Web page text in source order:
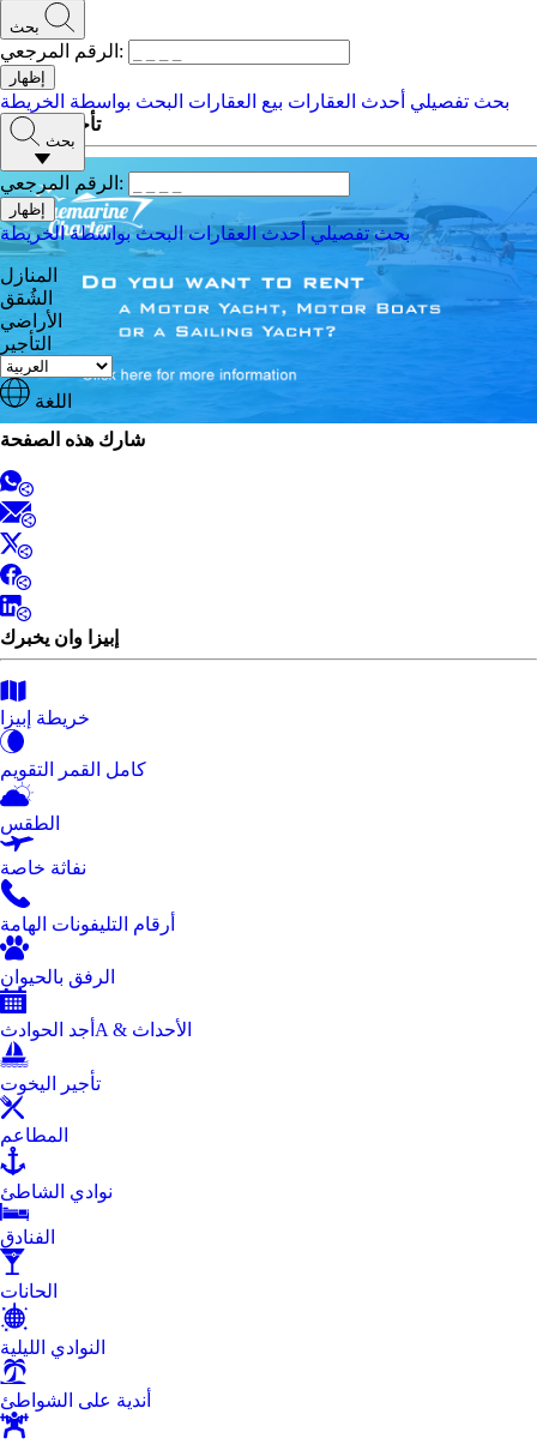
بحث
الرقم المرجعي:
بحث تفصيلي أحدث العقارات بيع العقارات البحث بواسطة الخريطة
بحث
الرقم المرجعي:
بحث تفصيليأحدث العقاراتالبحث بواسطة الخريطة
المنازل
الشُقق
الأراضي
التأجير
اللغة
تأجير اليخوت
شارك هذه الصفحة
إبيزا وان يخبرك
خريطة إبيزا
كامل القمر التقويم
الطقس
نفاثة خاصة
أرقام التليفونات الهامة
الرفق بالحيوان
أجد الحوادثA & الأحداث
تأجير اليخوت
المطاعم
نوادي الشاطئ
الفنادق
الحانات
النوادي الليلية
أندية على الشواطئ